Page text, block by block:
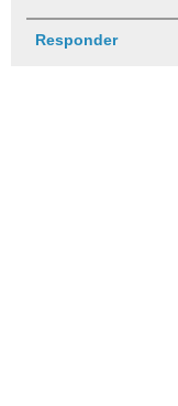
Responder